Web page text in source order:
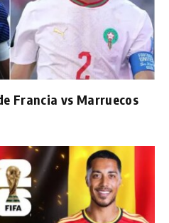
Francia vs Marruecos